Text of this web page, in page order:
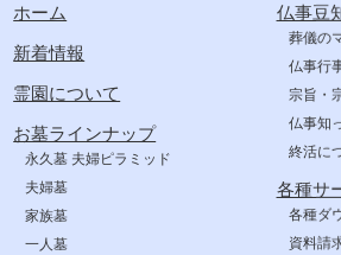
ホーム
新着情報
霊園について
お墓ラインナップ
永久墓 夫婦ピラミッド
夫婦墓
家族墓
一人墓
仏事豆
葬儀の
仏事行
宗旨・
仏事知
終活に
各種サ
各種ダ
資料請